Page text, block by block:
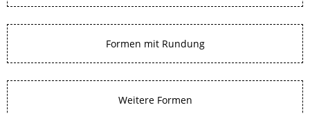
Formen mit Rundung
Weitere Formen